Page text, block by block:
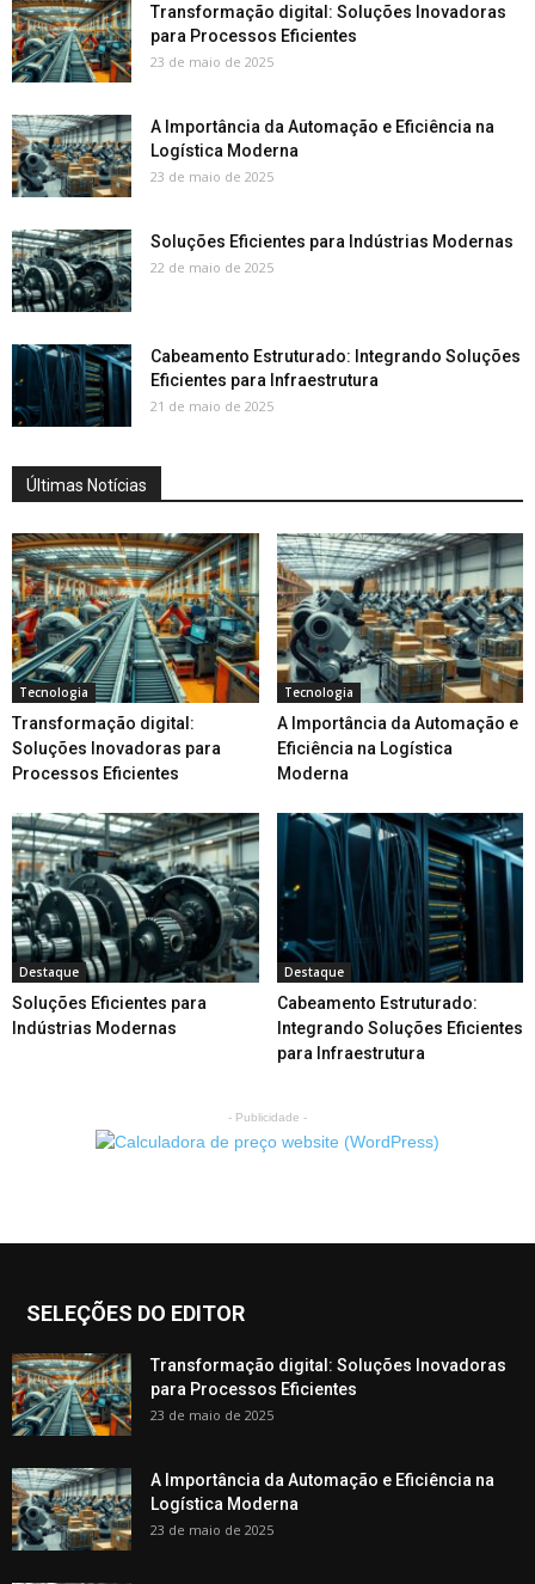
Transformação digital: Soluções Inovadoras
para Processos Eficientes
23 de maio de 2025
A Importância da Automação e Eficiência na
Logística Moderna
23 de maio de 2025
Soluções Eficientes para Indústrias Modernas
22 de maio de 2025
Cabeamento Estruturado: Integrando Soluções
Eficientes para Infraestrutura
21 de maio de 2025
Últimas Notícias
Tecnologia
Transformação digital:
Soluções Inovadoras para
Processos Eficientes
Tecnologia
A Importância da Automação e
Eficiência na Logística
Moderna
Destaque
Soluções Eficientes para
Indústrias Modernas
Destaque
Cabeamento Estruturado:
Integrando Soluções Eficientes
para Infraestrutura
- Publicidade -
SELEÇÕES DO EDITOR
Transformação digital: Soluções Inovadoras
para Processos Eficientes
23 de maio de 2025
A Importância da Automação e Eficiência na
Logística Moderna
23 de maio de 2025